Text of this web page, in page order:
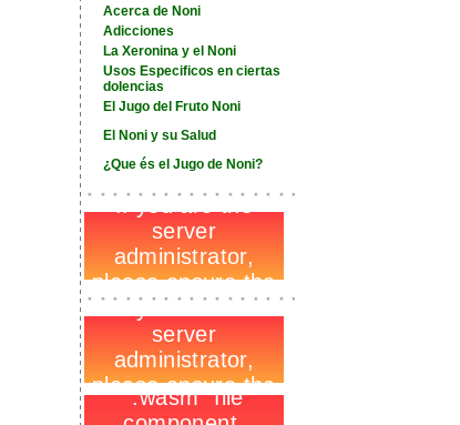
Acerca de Noni
Adicciones
La Xeronina y el Noni
Usos Especificos en ciertas
dolencias
El Jugo del Fruto Noni
El Noni y su Salud
¿Que és el Jugo de Noni?
_
_